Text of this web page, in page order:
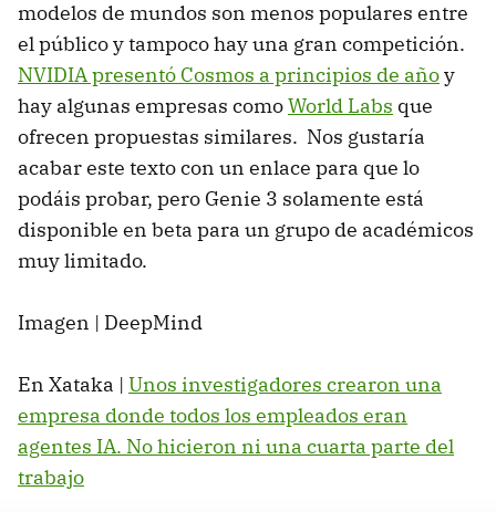
modelos de mundos son menos populares entre
el público y tampoco hay una gran competición.
NVIDIA presentó Cosmos a principios de añoy
hay algunas empresas comoWorld Labs que
ofrecen propuestas similares. Nos gustaría
acabar este texto con un enlace para que lo
podáis probar, pero Genie 3 solamente está
disponible en beta para un grupo de académicos
muy limitado.
Imagen | DeepMind
En Xataka | Unos investigadores crearon una
empresa donde todos los empleados eran
agentes IA. No hicieron ni una cuarta parte del
trabajo